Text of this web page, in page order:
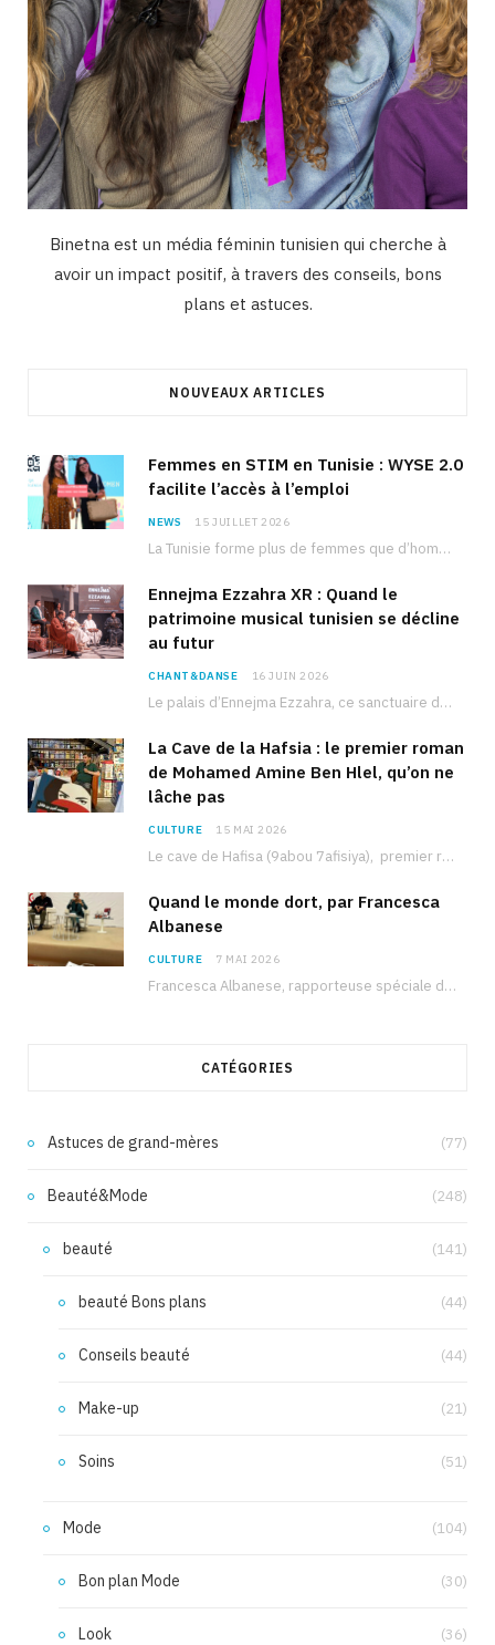
Binetna est un média féminin tunisien qui cherche à
avoir un impact positif, à travers des conseils, bons
plans et astuces.
NOUVEAUX ARTICLES
Femmes en STIM en Tunisie : WYSE 2.0
facilite l’accès à l’emploi
NEWS 15 JUILLET 2026
La Tunisie forme plus de femmes que d’hommes dans les filières scientifiques. Pourtant, pour beaucoup…
Ennejma Ezzahra XR : Quand le
patrimoine musical tunisien se décline
au futur
CHANT&DANSE 16 JUIN 2026
Le palais d’Ennejma Ezzahra, ce sanctuaire de la musique tunisienne et méditerranéenne construit par le…
La Cave de la Hafsia : le premier roman
de Mohamed Amine Ben Hlel, qu’on ne
lâche pas
CULTURE 15 MAI 2026
Le cave de Hafisa (9abou 7afisiya), premier roman du journaliste tunisien Mohamed Amine Ben Hlel,…
Quand le monde dort, par Francesca
Albanese
CULTURE 7 MAI 2026
Francesca Albanese, rapporteuse spéciale de l’ONU sur les territoires palestiniens occupés, était à Tunis pour…
CATÉGORIES
Astuces de grand-mères (77)
Beauté&Mode (248)
beauté (141)
beauté Bons plans (44)
Conseils beauté (44)
Make-up (21)
Soins (51)
Mode (104)
Bon plan Mode (30)
Look (36)